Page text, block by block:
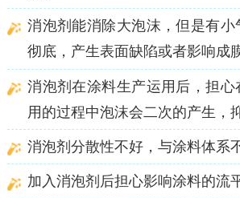
消泡剂能消除大泡沫，但是有小
彻底，产生表面缺陷或者影响成
消泡剂在涂料生产运用后，担心
用的过程中泡沫会二次的产生，
消泡剂分散性不好，与涂料体系
加入消泡剂后担心影响涂料的流